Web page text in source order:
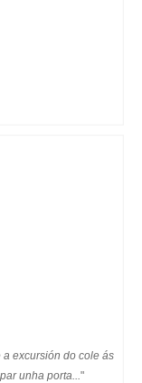
excursión do cole ás
unha porta..."